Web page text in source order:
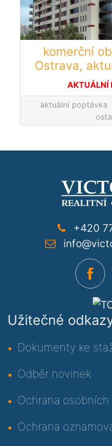
komerční
Ostrava,
AKTUÁLNÍ
aktuální poptávka
+420
Užitečné
Dokumenty ke
Odběr novinek
Ochrana osobních
Ochrana